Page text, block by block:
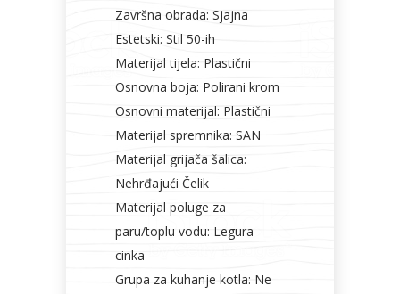
Završna obrada: Sjajna
Estetski: Stil 50-ih
Materijal tijela: Plastični
Osnovna boja: Polirani krom
Osnovni materijal: Plastični
Materijal spremnika: SAN
Materijal grijača šalica:
Nehrđajući Čelik
Materijal poluge za
paru/toplu vodu: Legura
cinka
Grupa za kuhanje kotla: Ne